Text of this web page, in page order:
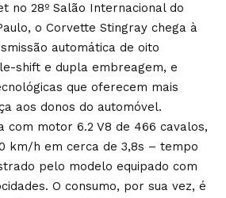
no 28º Salão Internacional do
o Corvette Stingray chega à
automática de oito
shift e dupla embreagem, e
que oferecem mais
aos donos do automóvel.
com motor 6.2 V8 de 466 cavalos,
km/h em cerca de 3,8s – tempo
pelo modelo equipado com
O consumo, por sua vez, é